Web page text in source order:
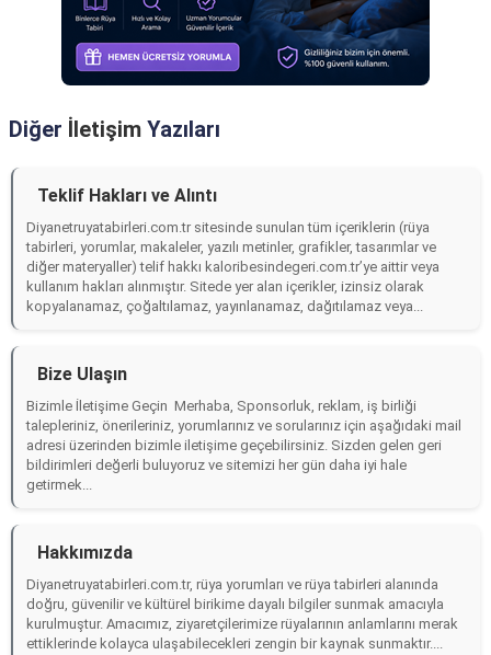
Diğer İletişim Yazıları
Teklif Hakları ve Alıntı
Diyanetruyatabirleri.com.tr sitesinde sunulan tüm içeriklerin (rüya
tabirleri, yorumlar, makaleler, yazılı metinler, grafikler, tasarımlar ve
diğer materyaller) telif hakkı kaloribesindegeri.com.tr’ye aittir veya
kullanım hakları alınmıştır. Sitede yer alan içerikler, izinsiz olarak
kopyalanamaz, çoğaltılamaz, yayınlanamaz, dağıtılamaz veya...
Bize Ulaşın
Bizimle İletişime Geçin Merhaba, Sponsorluk, reklam, iş birliği
talepleriniz, önerileriniz, yorumlarınız ve sorularınız için aşağıdaki mail
adresi üzerinden bizimle iletişime geçebilirsiniz. Sizden gelen geri
bildirimleri değerli buluyoruz ve sitemizi her gün daha iyi hale
getirmek...
Hakkımızda
Diyanetruyatabirleri.com.tr, rüya yorumları ve rüya tabirleri alanında
doğru, güvenilir ve kültürel birikime dayalı bilgiler sunmak amacıyla
kurulmuştur. Amacımız, ziyaretçilerimize rüyalarının anlamlarını merak
ettiklerinde kolayca ulaşabilecekleri zengin bir kaynak sunmaktır....